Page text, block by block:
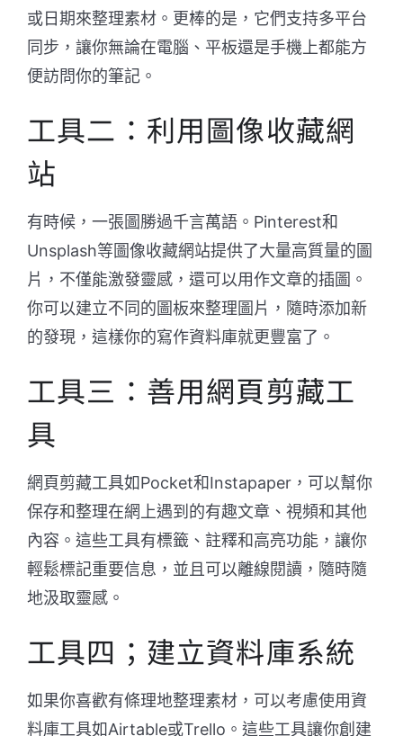
或日期來整理素材。更棒的是，它們支持多平台
同步，讓你無論在電腦、平板還是手機上都能方
便訪問你的筆記。
工具二：利用圖像收藏網
站
有時候，一張圖勝過千言萬語。Pinterest和
Unsplash等圖像收藏網站提供了大量高質量的圖
片，不僅能激發靈感，還可以用作文章的插圖。
你可以建立不同的圖板來整理圖片，隨時添加新
的發現，這樣你的寫作資料庫就更豐富了。
工具三：善用網頁剪藏工
具
網頁剪藏工具如Pocket和Instapaper，可以幫你
保存和整理在網上遇到的有趣文章、視頻和其他
內容。這些工具有標籤、註釋和高亮功能，讓你
輕鬆標記重要信息，並且可以離線閱讀，隨時隨
地汲取靈感。
工具四；建立資料庫系統
如果你喜歡有條理地整理素材，可以考慮使用資
料庫工具如Airtable或Trello。這些工具讓你創建